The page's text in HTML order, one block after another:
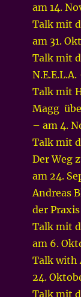
am 14.
Talk mit
am 31.
Talk mit
Talk mit
Magg
– am 4.
Talk mit
Der Weg
am 24.
Andreas
der
Talk mit
am 6.
Talk with
24.
Talk mit